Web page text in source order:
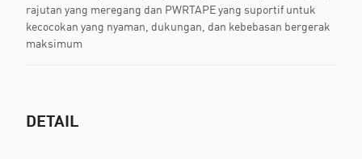
rajutan yang meregang dan PWRTAPE yang suportif untuk
kecocokan yang nyaman, dukungan, dan kebebasan bergerak
maksimum
DETAIL